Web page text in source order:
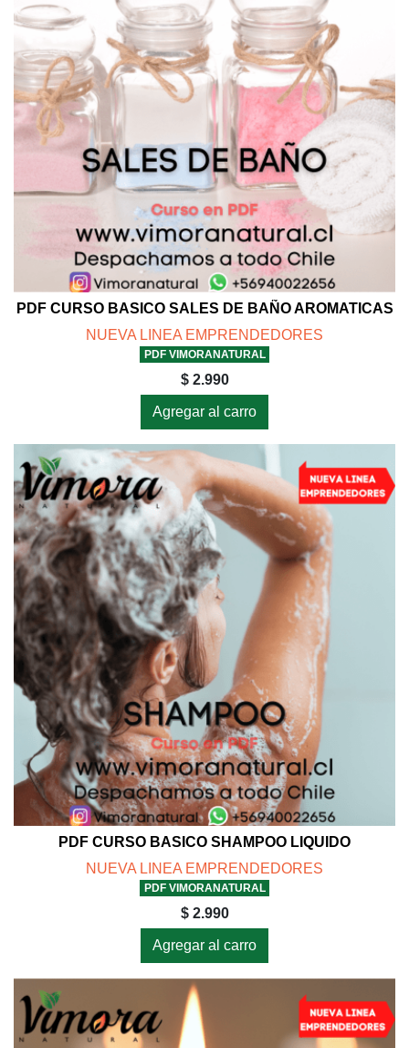
PDF CURSO BASICO SALES DE BAÑO AROMATICAS
NUEVA LINEA EMPRENDEDORES
PDF VIMORANATURAL
$ 2.990
Agregar al carro
PDF CURSO BASICO SHAMPOO LIQUIDO
NUEVA LINEA EMPRENDEDORES
PDF VIMORANATURAL
$ 2.990
Agregar al carro